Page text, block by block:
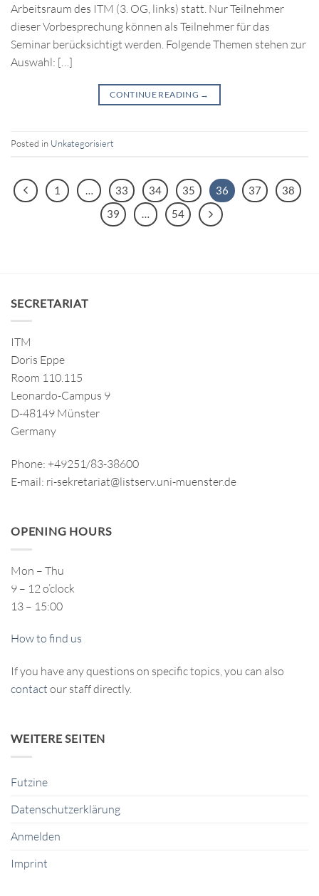
Arbeitsraum des ITM (3. OG, links) statt. Nur Teilnehmer
dieser Vorbesprechung können als Teilnehmer für das
Seminar berücksichtigt werden. Folgende Themen stehen zur
Auswahl: […]
CONTINUE READING →
Posted in Unkategorisiert
1 33 34 35 36 37
38
39
… 54
SECRETARIAT
ITM
Doris Eppe
Room 110.115
Leonardo-Campus 9
D-48149 Münster
Germany
Phone: +49251/83-38600
E-mail: ri-sekretariat@listserv.uni-muenster.de
OPENING HOURS
Mon – Thu
9 – 12 o’clock
13 – 15:00
How to find us
If you have any questions on specific topics, you can also
contact our staff directly.
WEITERE SEITEN
Futzine
Datenschutzerklärung
Anmelden
Imprint